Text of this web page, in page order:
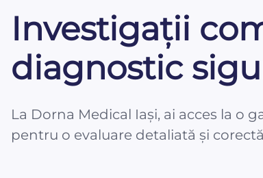
Investigații
diagnostic
La Dorna Medical Iași, ai acces la o
pentru o evaluare detaliată și